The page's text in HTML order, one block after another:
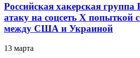
Российская хакерская группа
атаку на соцсеть Х попыткой
между США и Украиной
13 марта